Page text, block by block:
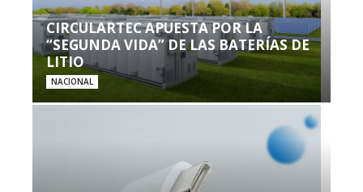
CIRCULARTEC APUESTA POR LA
“SEGUNDA VIDA” DE LAS BATERÍAS DE
LITIO
NACIONAL